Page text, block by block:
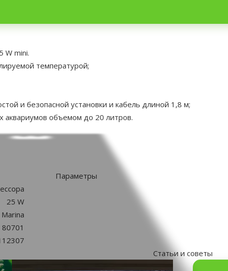
W mini.
температурой;
и безопасной установки и кабель длиной 1,8 м;
аквариумов объемом до 20 литров.
Параметры
25 W
Marina
80701
Статьи и советы